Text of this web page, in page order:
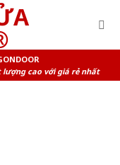
cao với giá rẻ nhất